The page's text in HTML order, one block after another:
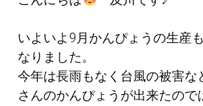
いよいよ9月かんぴょうの生産
なりました。
今年は長雨もなく台風の被害な
さんのかんぴょうが出来たので